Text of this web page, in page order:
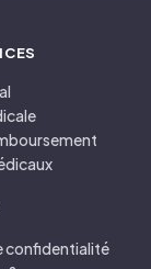
confidentialité